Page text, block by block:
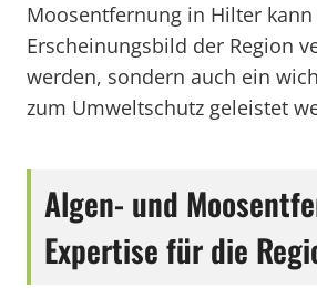
Moosentfernung in Hilter
Erscheinungsbild der Region
werden, sondern auch ein
zum Umweltschutz geleistet
Algen- und
Expertise für die